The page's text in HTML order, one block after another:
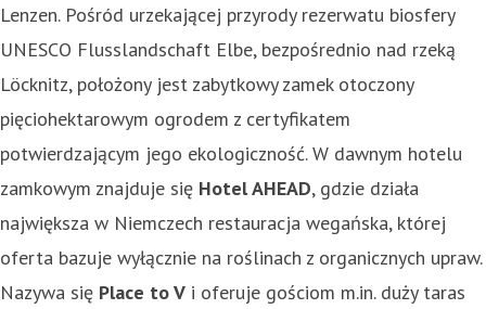
Lenzen. Pośród urzekającej przyrody rezerwatu biosfery
UNESCO Flusslandschaft Elbe, bezpośrednio nad rzeką
Löcknitz, położony jest zabytkowy zamek otoczony
pięciohektarowym ogrodem z certyfikatem
potwierdzającym jego ekologiczność. W dawnym hotelu
zamkowym znajduje się Hotel AHEAD, gdzie działa
największa w Niemczech restauracja wegańska, której
oferta bazuje wyłącznie na roślinach z organicznych upraw.
Nazywa się Place to V i oferuje gościom m.in. duży taras